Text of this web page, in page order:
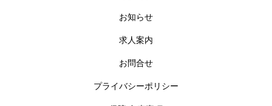
お知らせ
求人案内
お問合せ
プライバシーポリシー